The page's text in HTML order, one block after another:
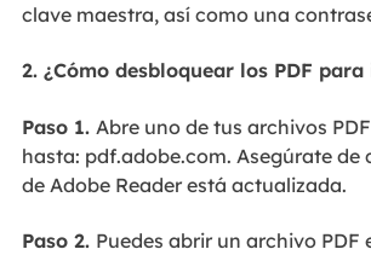
clave maestra, así como una
2. ¿Cómo desbloquear los PDF
Paso 1. Abre uno de tus archivos
hasta: pdf.adobe.com. Asegúrate de
de Adobe Reader está actualizada.
Paso 2. Puedes abrir un archivo PDF